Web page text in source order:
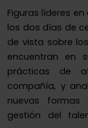
Figuras líderes
los dos días de
de vista sobre
encuentran en
prácticas de
compañía, y
nuevas
gestión del